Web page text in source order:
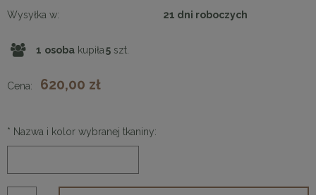
Wysyłka w:
21 dni roboczych
1 osoba kupiła5 szt.
Cena: 620,00 zł
* Nazwa i kolor wybranej tkaniny: